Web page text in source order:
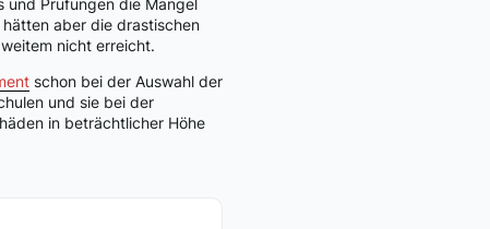
aber die drastischen
nicht erreicht.
schon bei der Auswahl der
und sie bei der
in beträchtlicher Höhe